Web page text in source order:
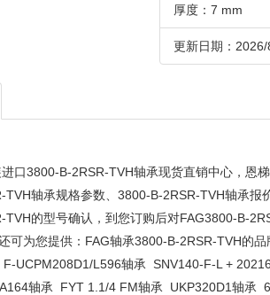
厚度：7 mm
更新日期：2026/
3800-B-2RSR-TVH轴承现货直销中心，恩梯
TVH轴承规格参数、3800-B-2RSR-TVH轴承
TVH的型号确认，到您订购后对FAG3800-B-
可为您提供：FAG轴承3800-B-2RSR-TVH的
F-UCPM208D1/L596轴承 SNV140-F-L +
轴承
FYT 1.1/4 FM轴承 UKP320D1轴承